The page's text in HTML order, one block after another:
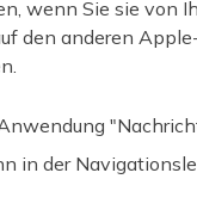
wenn Sie sie von
den anderen
in der